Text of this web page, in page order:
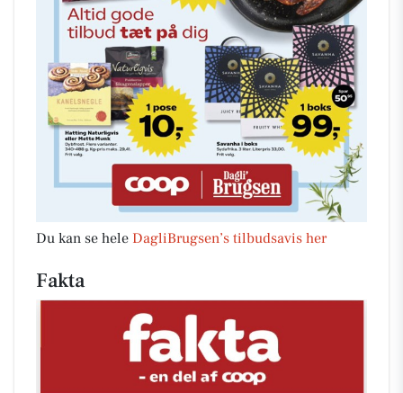
Du kan se hele DagliBrugsen’s tilbudsavis her
Fakta